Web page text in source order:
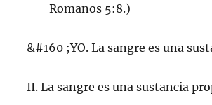
Romanos 5:8.)
&#160 ;YO. La sangre es una
II. La sangre es una sustancia